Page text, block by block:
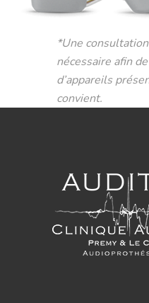
*Une
nécessaire afin
d’appareils
convient.